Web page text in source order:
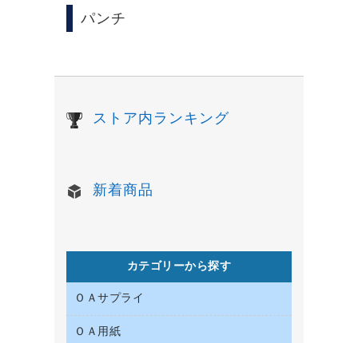
パンチ
ストア内ランキング
新着商品
カテゴリーから探す
ＯＡサプライ
インクカートリッジ
ＯＡ用紙